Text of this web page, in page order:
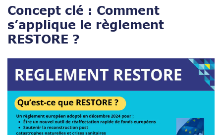
Concept clé : Comment
s’applique le règlement
RESTORE ?
Open post